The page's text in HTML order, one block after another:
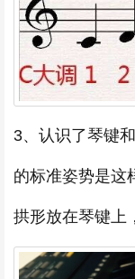
3、认识了琴键
的标准姿势是这
拱形放在琴键上